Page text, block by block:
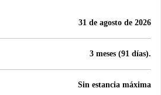
31 de agosto de 2026
3 meses (91 días).
Sin estancia máxima